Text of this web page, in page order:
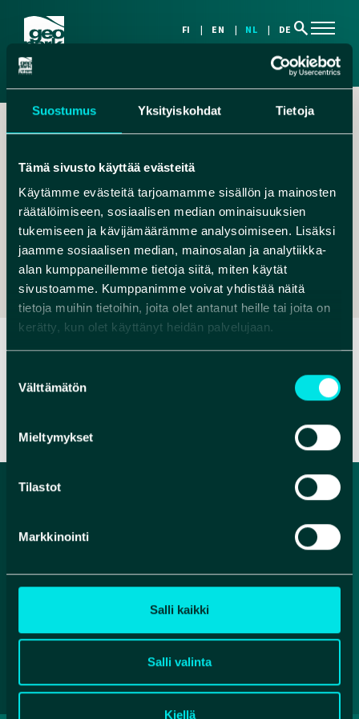
Suostumus Yksityiskohdat Tietoja
Tämä sivusto käyttää evästeitä
Käytämme evästeitä tarjoamamme sisällön ja mainosten
räätälöimiseen, sosiaalisen median ominaisuuksien
tukemiseen ja kävijämäärämme analysoimiseen. Lisäksi
jaamme sosiaalisen median, mainosalan ja analytiikka-
alan kumppaneillemme tietoja siitä, miten käytät
sivustoamme. Kumppanimme voivat yhdistää näitä
tietoja muihin tietoihin, joita olet antanut heille tai joita on
kerätty, kun olet käyttänyt heidän palvelujaan.
valinta
Välttämätön
Mieltymykset
Tilastot
Markkinointi
Salli kaikki
Salli valinta
Kiellä
FI EN NL DE search
,
INFO@HUMANPOLIS.FI
+358401526520
VERKKOSIVUT
Facebook
Instagram
YouTube